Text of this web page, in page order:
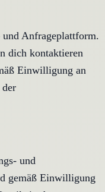
Anfrageplattform.
dich kontaktieren
Einwilligung an
und
gemäß Einwilligung